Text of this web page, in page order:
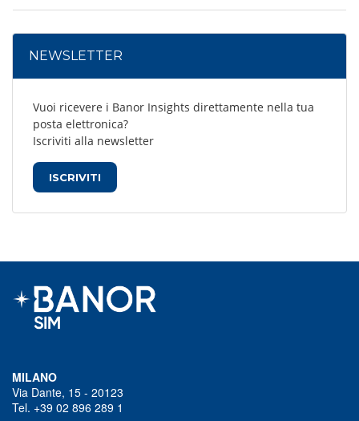
NEWSLETTER
Vuoi ricevere i Banor Insights direttamente nella tua
posta elettronica?
Iscriviti alla newsletter
ISCRIVITI
MILANO
Via Dante, 15 - 20123
Tel. +39 02 896 289 1